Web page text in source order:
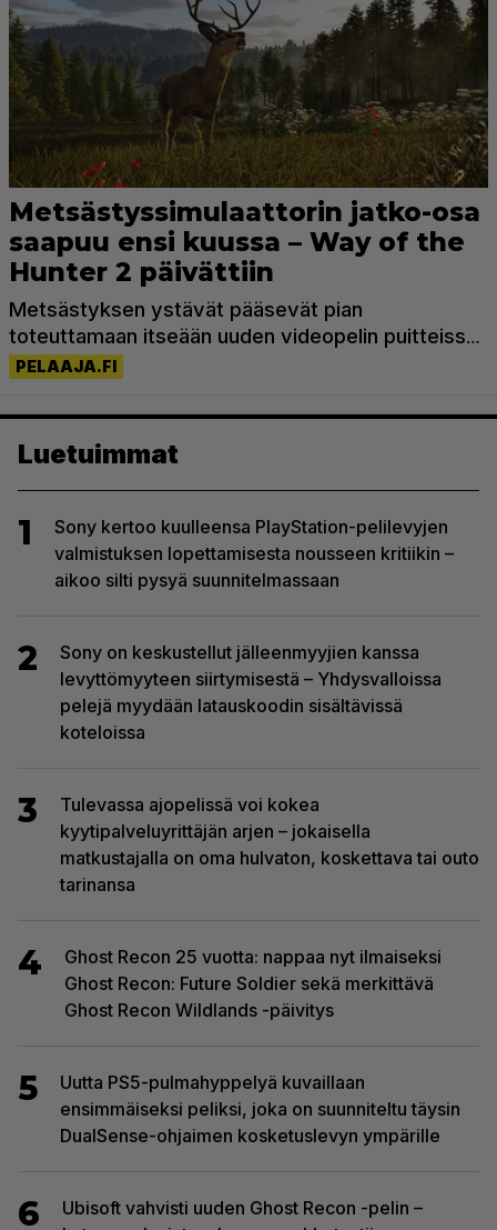
Luetuimmat
1
Sony kertoo kuulleensa PlayStation-pelilevyjen
valmistuksen lopettamisesta nousseen kritiikin –
aikoo silti pysyä suunnitelmassaan
2
Sony on keskustellut jälleenmyyjien kanssa
levyttömyyteen siirtymisestä – Yhdysvalloissa
pelejä myydään latauskoodin sisältävissä
koteloissa
3
Tulevassa ajopelissä voi kokea
kyytipalveluyrittäjän arjen – jokaisella
matkustajalla on oma hulvaton, koskettava tai outo
tarinansa
4
Ghost Recon 25 vuotta: nappaa nyt ilmaiseksi
Ghost Recon: Future Soldier sekä merkittävä
Ghost Recon Wildlands -päivitys
5
Uutta PS5-pulmahyppelyä kuvaillaan
ensimmäiseksi peliksi, joka on suunniteltu täysin
DualSense-ohjaimen kosketuslevyn ympärille
6
Ubisoft vahvisti uuden Ghost Recon -pelin –